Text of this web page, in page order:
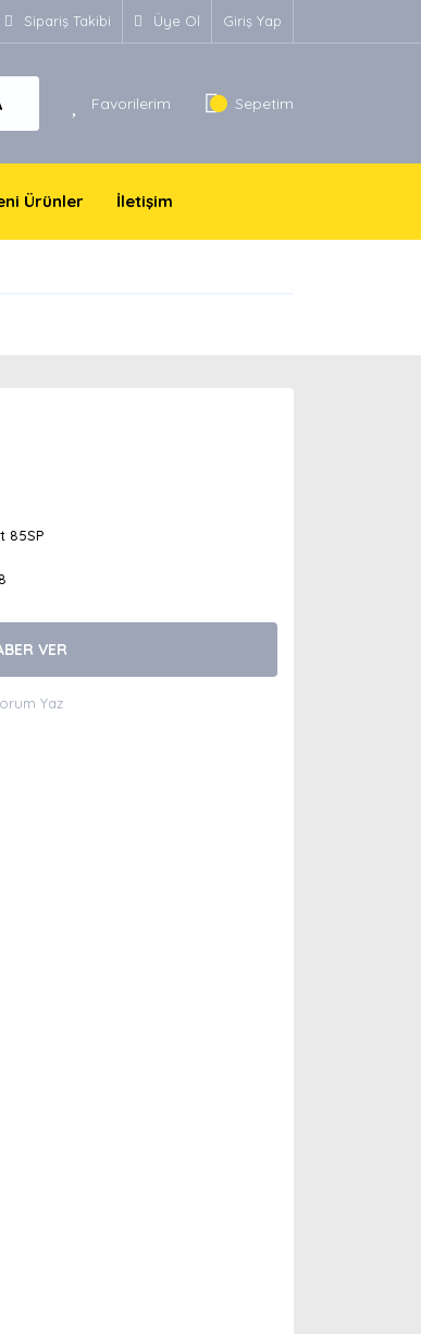
Sipariş Takibi Üye Ol Giriş Yap
Favorilerim Sepetim
Ürünler İletişim
85SP
VER
Yaz